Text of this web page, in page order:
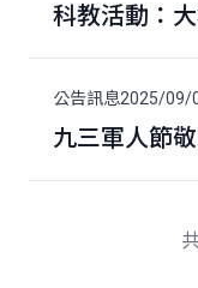
科教活動：
2025/09/
公告訊息
九三軍人節